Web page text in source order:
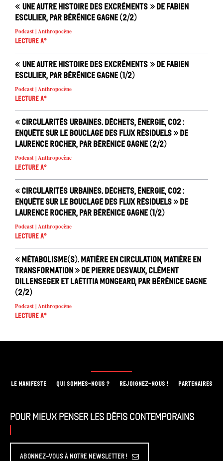
« Une autre histoire des excréments » de Fabien
Esculier, par Bérénice Gagne (2/2)
Podcast | Anthropocène
Lecture A°
« Une autre histoire des excréments » de Fabien
Esculier, par Bérénice Gagne (1/2)
Podcast | Anthropocène
Lecture A°
« Circularités urbaines. Déchets, énergie, CO2 :
enquête sur le bouclage des flux résiduels » de
Laurence Rocher, par Bérénice Gagne (2/2)
Podcast | Anthropocène
Lecture A°
« Circularités urbaines. Déchets, énergie, CO2 :
enquête sur le bouclage des flux résiduels » de
Laurence Rocher, par Bérénice Gagne (1/2)
Podcast | Anthropocène
Lecture A°
« Métabolisme(s). Matière en circulation, matière en
transformation » de Pierre Desvaux, Clément
Dillenseger et Laëtitia Mongeard, par Bérénice Gagne
(2/2)
Podcast | Anthropocène
Lecture A°
LE MANIFESTE QUI SOMMES-NOUS ? REJOIGNEZ-NOUS ! PARTENAIRES
Pour mieux penser les défis contemporains
Abonnez-vous à Notre Newsletter !